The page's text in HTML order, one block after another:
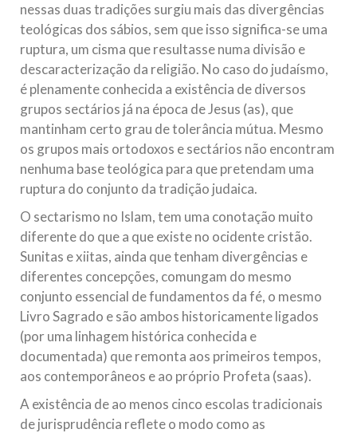
nessas duas tradições surgiu mais das divergências
teológicas dos sábios, sem que isso significa-se uma
ruptura, um cisma que resultasse numa divisão e
descaracterização da religião. No caso do judaísmo,
é plenamente conhecida a existência de diversos
grupos sectários já na época de Jesus (as), que
mantinham certo grau de tolerância mútua. Mesmo
os grupos mais ortodoxos e sectários não encontram
nenhuma base teológica para que pretendam uma
ruptura do conjunto da tradição judaica.
O sectarismo no Islam, tem uma conotação muito
diferente do que a que existe no ocidente cristão.
Sunitas e xiitas, ainda que tenham divergências e
diferentes concepções, comungam do mesmo
conjunto essencial de fundamentos da fé, o mesmo
Livro Sagrado e são ambos historicamente ligados
(por uma linhagem histórica conhecida e
documentada) que remonta aos primeiros tempos,
aos contemporâneos e ao próprio Profeta (saas).
A existência de ao menos cinco escolas tradicionais
de jurisprudência reflete o modo como as